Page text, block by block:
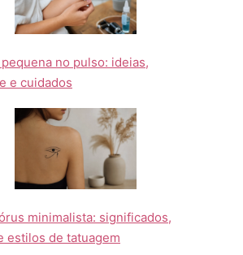
no pulso: ideias,
e cuidados
minimalista: significados,
estilos de tatuagem